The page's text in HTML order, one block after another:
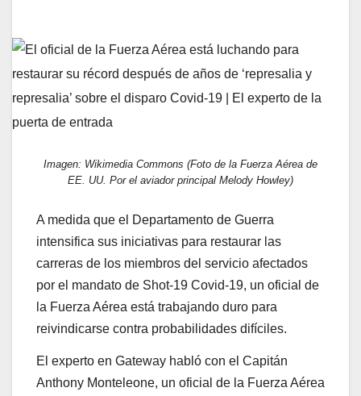
Imagen: Wikimedia Commons (Foto de la Fuerza Aérea de
EE. UU. Por el aviador principal Melody Howley)
A medida que el Departamento de Guerra
intensifica sus iniciativas para restaurar las
carreras de los miembros del servicio afectados
por el mandato de Shot-19 Covid-19, un oficial de
la Fuerza Aérea está trabajando duro para
reivindicarse contra probabilidades difíciles.
El experto en Gateway habló con el Capitán
Anthony Monteleone, un oficial de la Fuerza Aérea